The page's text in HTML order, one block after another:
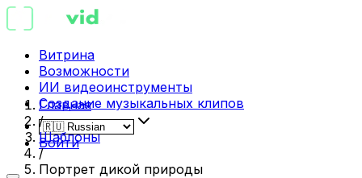
Витрина
Возможности
ИИ видеоинструменты
Создание музыкальных клипов
Войти
Главная
/
Шаблоны
/
Портрет дикой природы